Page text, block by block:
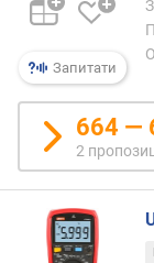
л
р
н
с
в
і
Запитати
664 —
2